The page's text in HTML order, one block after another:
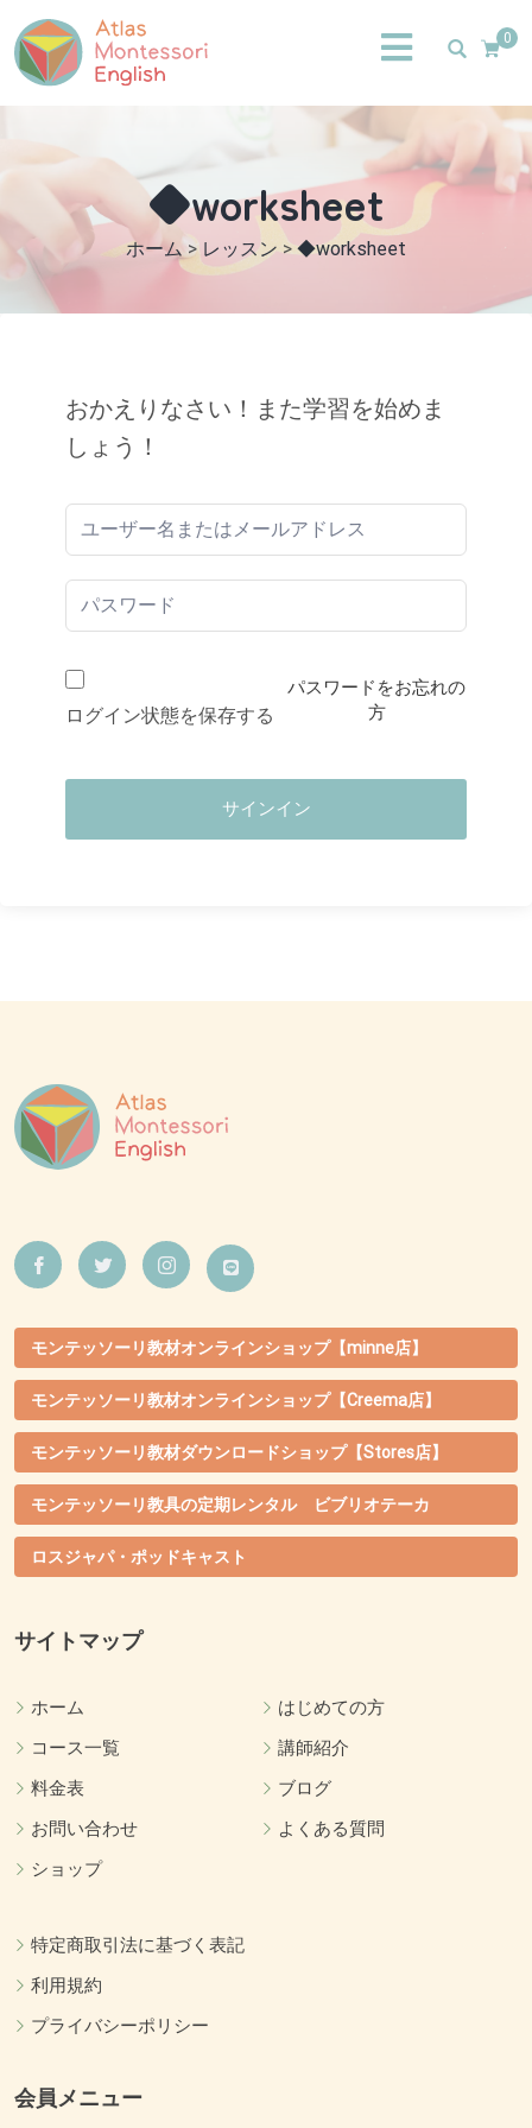
0
◆worksheet
ホーム> レッスン > ◆worksheet
おかえりなさい！また学習を始めま
しょう！
ログイン状態を保存する
パスワードをお忘れの
方
サインイン
モンテッソーリ教材オンラインショップ【minne店】
モンテッソーリ教材オンラインショップ【Creema店】
モンテッソーリ教材ダウンロードショップ【Stores店】
モンテッソーリ教具の定期レンタル ビブリオテーカ
ロスジャパ・ポッドキャスト
サイトマップ
ホーム
はじめての方
コース一覧
講師紹介
料金表
ブログ
お問い合わせ
よくある質問
ショップ
特定商取引法に基づく表記
利用規約
プライバシーポリシー
会員メニュー